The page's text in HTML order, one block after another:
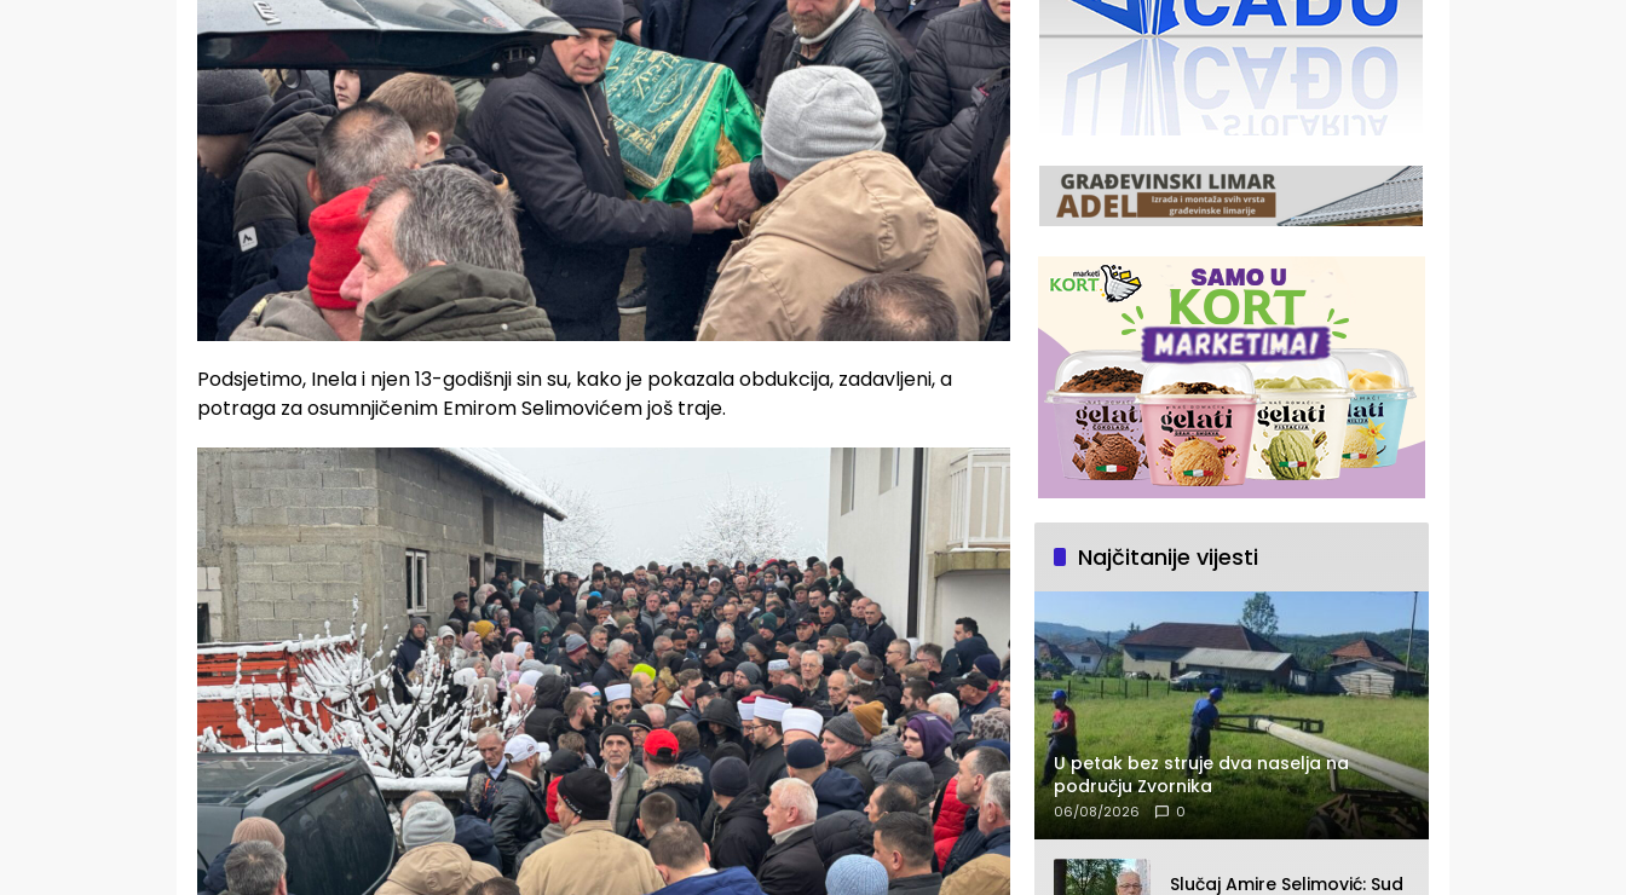
Podsjetimo, Inela i njen 13-godišnji sin su, kako je pokazala obdukcija, zadavljeni, a
potraga za osumnjičenim Emirom Selimovićem još traje.
Najčitanije vijesti
U petak bez struje dva naselja na
području Zvornika
06/08/2026 0
Slučaj Amire Selimović: Sud